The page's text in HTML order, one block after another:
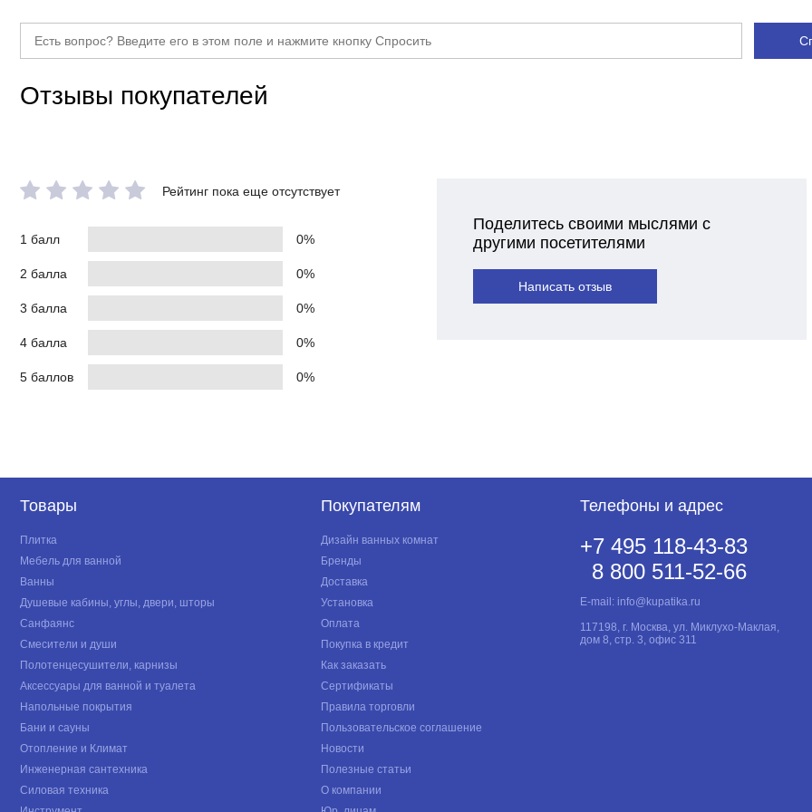
Отзывы покупателей
Рейтинг пока еще отсутствует
1 балл 0%
2 балла 0%
3 балла 0%
4 балла 0%
5 баллов 0%
Поделитесь своими мыслями с
другими посетителями
Написать отзыв
Товары
Плитка
Мебель для ванной
Ванны
Душевые кабины, углы, двери, шторы
Санфаянс
Смесители и души
Полотенцесушители, карнизы
Аксессуары для ванной и туалета
Напольные покрытия
Бани и сауны
Отопление и Климат
Инженерная сантехника
Силовая техника
Покупателям
Дизайн ванных комнат
Бренды
Доставка
Установка
Оплата
Покупка в кредит
Как заказать
Сертификаты
Правила торговли
Пользовательское соглашение
Новости
Полезные статьи
О компании
Телефоны и адрес
+7 495 118-43-83
8 800 511-52-66
E-mail: info@kupatika.ru
117198, г. Москва, ул. Миклухо-Маклая,
дом 8, стр. 3, офис 311